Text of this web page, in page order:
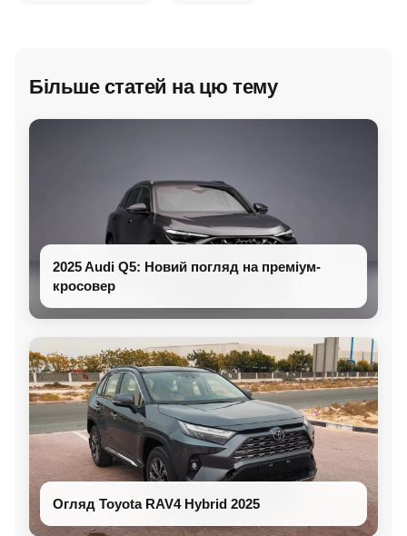
Більше статей на цю тему
2025 Audi Q5: Новий погляд на преміум-
кросовер
Огляд Toyota RAV4 Hybrid 2025